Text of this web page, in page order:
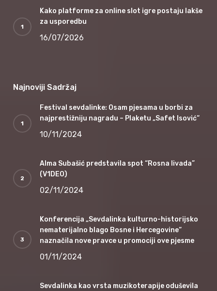
Kako platforme za online slot igre postaju lakše
za usporedbu
16/07/2026
Najnoviji Sadržaj
Festival sevdalinke: Osam pjesama u borbi za
najprestižniju nagradu – Plaketu „Safet Isović“
10/11/2024
Alma Subašić predstavila spot “Rosna livada”
(V1DEO)
02/11/2024
Konferencija „Sevdalinka kulturno-historijsko
nematerijalno blago Bosne i Hercegovine“
naznačila nove pravce u promociji ove pjesme
01/11/2024
Sevdalinka kao vrsta muzikoterapije oduševila